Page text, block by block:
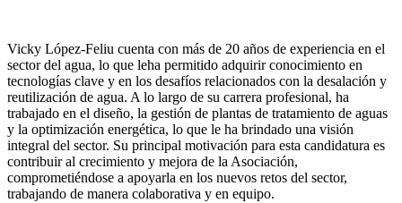
Vicky López-Feliu cuenta con más de 20 años de experiencia en el
sector del agua, lo que leha permitido adquirir conocimiento en
tecnologías clave y en los desafíos relacionados con la desalación y
reutilización de agua. A lo largo de su carrera profesional, ha
trabajado en el diseño, la gestión de plantas de tratamiento de aguas
y la optimización energética, lo que le ha brindado una visión
integral del sector. Su principal motivación para esta candidatura es
contribuir al crecimiento y mejora de la Asociación,
comprometiéndose a apoyarla en los nuevos retos del sector,
trabajando de manera colaborativa y en equipo.